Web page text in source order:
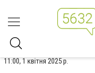
11:00, 1 квітня 2025 р.